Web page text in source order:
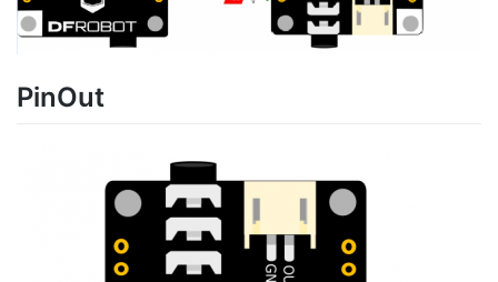
PinOut